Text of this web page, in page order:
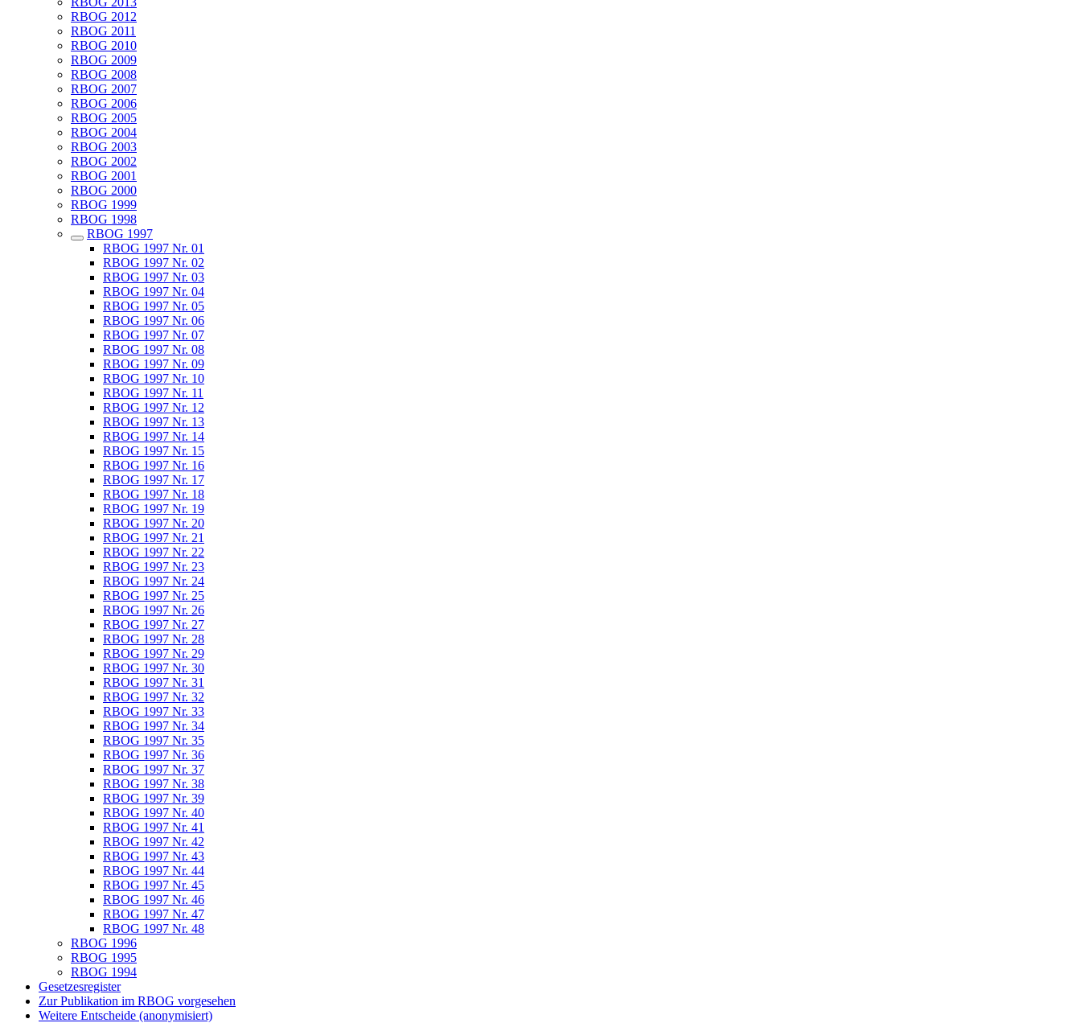
RBOG 2012
RBOG 2011
RBOG 2010
RBOG 2009
RBOG 2008
RBOG 2007
RBOG 2006
RBOG 2005
RBOG 2004
RBOG 2003
RBOG 2002
RBOG 2001
RBOG 2000
RBOG 1999
RBOG 1998
RBOG 1997
RBOG 1997 Nr. 01
RBOG 1997 Nr. 02
RBOG 1997 Nr. 03
RBOG 1997 Nr. 04
RBOG 1997 Nr. 05
RBOG 1997 Nr. 06
RBOG 1997 Nr. 07
RBOG 1997 Nr. 08
RBOG 1997 Nr. 09
RBOG 1997 Nr. 10
RBOG 1997 Nr. 11
RBOG 1997 Nr. 12
RBOG 1997 Nr. 13
RBOG 1997 Nr. 14
RBOG 1997 Nr. 15
RBOG 1997 Nr. 16
RBOG 1997 Nr. 17
RBOG 1997 Nr. 18
RBOG 1997 Nr. 19
RBOG 1997 Nr. 20
RBOG 1997 Nr. 21
RBOG 1997 Nr. 22
RBOG 1997 Nr. 23
RBOG 1997 Nr. 24
RBOG 1997 Nr. 25
RBOG 1997 Nr. 26
RBOG 1997 Nr. 27
RBOG 1997 Nr. 28
RBOG 1997 Nr. 29
RBOG 1997 Nr. 30
RBOG 1997 Nr. 31
RBOG 1997 Nr. 32
RBOG 1997 Nr. 33
RBOG 1997 Nr. 34
RBOG 1997 Nr. 35
RBOG 1997 Nr. 36
RBOG 1997 Nr. 37
RBOG 1997 Nr. 38
RBOG 1997 Nr. 39
RBOG 1997 Nr. 40
RBOG 1997 Nr. 41
RBOG 1997 Nr. 42
RBOG 1997 Nr. 43
RBOG 1997 Nr. 44
RBOG 1997 Nr. 45
RBOG 1997 Nr. 46
RBOG 1997 Nr. 47
RBOG 1997 Nr. 48
RBOG 1996
RBOG 1995
RBOG 1994
Gesetzesregister
Zur Publikation im RBOG vorgesehen
Weitere Entscheide (anonymisiert)